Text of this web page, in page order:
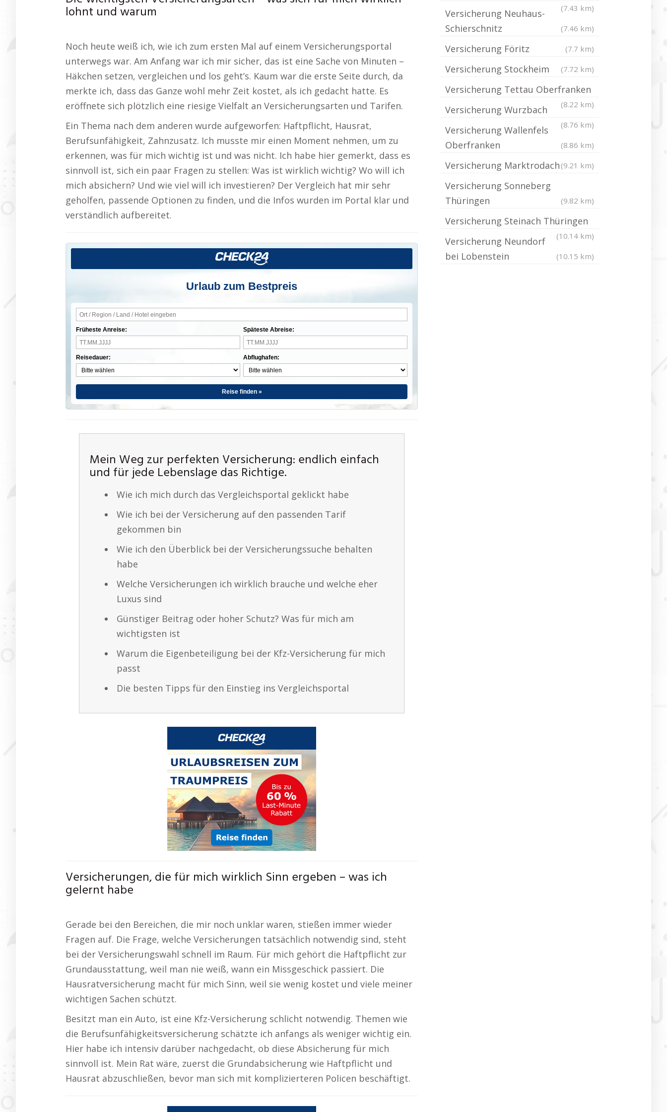
lohnt und warum
Noch heute weiß ich, wie ich zum ersten Mal auf einem Versicherungsportal
unterwegs war. Am Anfang war ich mir sicher, das ist eine Sache von Minuten –
Häkchen setzen, vergleichen und los geht’s. Kaum war die erste Seite durch, da
merkte ich, dass das Ganze wohl mehr Zeit kostet, als ich gedacht hatte. Es
eröffnete sich plötzlich eine riesige Vielfalt an Versicherungsarten und Tarifen.
Ein Thema nach dem anderen wurde aufgeworfen: Haftpflicht, Hausrat,
Berufsunfähigkeit, Zahnzusatz. Ich musste mir einen Moment nehmen, um zu
erkennen, was für mich wichtig ist und was nicht. Ich habe hier gemerkt, dass es
sinnvoll ist, sich ein paar Fragen zu stellen: Was ist wirklich wichtig? Wo will ich
mich absichern? Und wie viel will ich investieren? Der Vergleich hat mir sehr
geholfen, passende Optionen zu finden, und die Infos wurden im Portal klar und
verständlich aufbereitet.
Urlaub zum Bestpreis
Früheste Anreise:
Reisedauer:
Späteste Abreise:
Abflughafen:
Reise finden »
Mein Weg zur perfekten Versicherung: endlich einfach
und für jede Lebenslage das Richtige.
Wie ich mich durch das Vergleichsportal geklickt habe
Wie ich bei der Versicherung auf den passenden Tarif
gekommen bin
Wie ich den Überblick bei der Versicherungssuche behalten
habe
Welche Versicherungen ich wirklich brauche und welche eher
Luxus sind
Günstiger Beitrag oder hoher Schutz? Was für mich am
wichtigsten ist
Warum die Eigenbeteiligung bei der Kfz-Versicherung für mich
passt
Die besten Tipps für den Einstieg ins Vergleichsportal
Versicherungen, die für mich wirklich Sinn ergeben – was ich
gelernt habe
Gerade bei den Bereichen, die mir noch unklar waren, stießen immer wieder
Fragen auf. Die Frage, welche Versicherungen tatsächlich notwendig sind, steht
bei der Versicherungswahl schnell im Raum. Für mich gehört die Haftpflicht zur
Grundausstattung, weil man nie weiß, wann ein Missgeschick passiert. Die
Hausratversicherung macht für mich Sinn, weil sie wenig kostet und viele meiner
wichtigen Sachen schützt.
Besitzt man ein Auto, ist eine Kfz-Versicherung schlicht notwendig. Themen wie
die Berufsunfähigkeitsversicherung schätzte ich anfangs als weniger wichtig ein.
Hier habe ich intensiv darüber nachgedacht, ob diese Absicherung für mich
sinnvoll ist. Mein Rat wäre, zuerst die Grundabsicherung wie Haftpflicht und
Hausrat abzuschließen, bevor man sich mit komplizierteren Policen beschäftigt.
(7.43 km)
Versicherung Neuhaus-
Schierschnitz
(7.46 km)
Versicherung Föritz (7.7 km)
Versicherung Stockheim (7.72 km)
Versicherung Tettau Oberfranken
(8.22 km)
Versicherung Wurzbach
(8.76 km)
Versicherung Wallenfels
Oberfranken
(8.86 km)
Versicherung Marktrodach (9.21 km)
Versicherung Sonneberg
Thüringen
(9.82 km)
Versicherung Steinach Thüringen
(10.14 km)
Versicherung Neundorf
bei Lobenstein
(10.15 km)